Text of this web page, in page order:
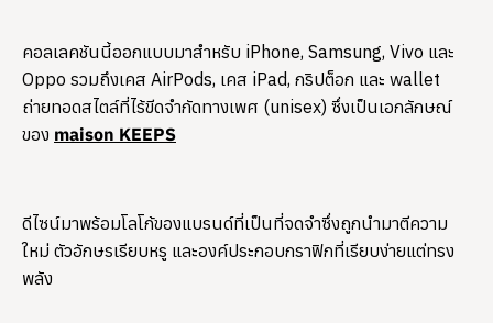
คอลเลคชันนี้ออกแบบมาสำหรับ iPhone, Samsung, Vivo และ
Oppo รวมถึงเคส AirPods, เคส iPad, กริปต็อก และ wallet
ถ่ายทอดสไตล์ที่ไร้ขีดจำกัดทางเพศ (unisex) ซึ่งเป็นเอกลักษณ์
ของ maison KEEPS
​ดีไซน์มาพร้อมโลโก้ของแบรนด์ที่เป็นที่จดจำซึ่งถูกนำมาตีความ
ใหม่ ตัวอักษรเรียบหรู และองค์ประกอบกราฟิกที่เรียบง่ายแต่ทรง
พลัง​